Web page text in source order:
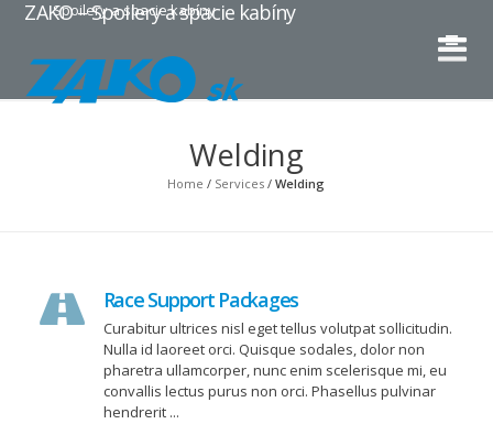
ZAKO – Spoilery a spacie kabíny
Spoilery a spacie kabíny
Welding
Home / Services /Welding
Race Support Packages
Curabitur ultrices nisl eget tellus volutpat sollicitudin.
Nulla id laoreet orci. Quisque sodales, dolor non
pharetra ullamcorper, nunc enim scelerisque mi, eu
convallis lectus purus non orci. Phasellus pulvinar
hendrerit ...